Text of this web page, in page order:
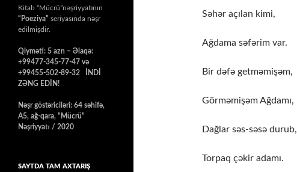
Səhər açılan kimi,
Ağdama səfərim var.
Bir dəfə getməmişəm,
Görməmişəm Ağdamı,
Dağlar səs-səsə durub,
Torpaq çəkir adamı.
Kitab “Mücrü”nəşriyyatının
“Poeziya” seriyasında nəşr
edilmişdir.
Qiyməti: 5 azn – Əlaqə:
+99477-345-77-47 və
+99455-502-89-32 İNDİ
ZƏNG EDİN!
Nəşr göstəriciləri: 64 səhifə,
A5, ağ-qara, “Mücrü”
Nəşriyyatı / 2020
SAYTDA TAM AXTARIŞ